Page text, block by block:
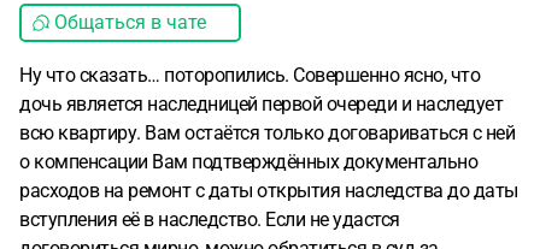
варианты
Общаться в чате
Ну что сказать… поторопились. Совершенно ясно, что
дочь является наследницей первой очереди и наследует
всю квартиру. Вам остаётся только договариваться с ней
о компенсации Вам подтверждённых документально
расходов на ремонт с даты открытия наследства до даты
вступления её в наследство. Если не удастся